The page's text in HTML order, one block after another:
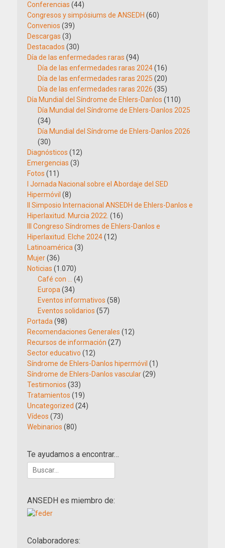
Conferencias (44)
Congresos y simpósiums de ANSEDH (60)
Convenios (39)
Descargas (3)
Destacados (30)
Día de las enfermedades raras (94)
Día de las enfermedades raras 2024(16)
Día de las enfermedades raras 2025 (20)
Día de las enfermedades raras 2026 (35)
Día Mundial del Síndrome de Ehlers-Danlos (110)
Día Mundial del Síndrome de Ehlers-Danlos 2025
(34)
Día Mundial del Síndrome de Ehlers-Danlos 2026
(30)
Diagnósticos (12)
Emergencias (3)
Fotos (11)
I Jornada Nacional sobre el Abordaje del SED
Hipermóvil (8)
II Simposio Internacional ANSEDH de Ehlers-Danlos e
Hiperlaxitud. Murcia 2022. (16)
III Congreso Síndromes de Ehlers-Danlos e
Hiperlaxitud. Elche 2024(12)
Latinoamérica(3)
Mujer(36)
Noticias (1.070)
Café con … (4)
Europa(34)
Eventos informativos (58)
Eventos solidarios (57)
Portada(98)
Recomendaciones Generales (12)
Recursos de información (27)
Sector educativo (12)
Síndrome de Ehlers-Danlos hipermóvil (1)
Síndrome de Ehlers-Danlos vascular(29)
Testimonios (33)
Tratamientos (19)
Uncategorized (24)
Vídeos (73)
Webinarios (80)
Te ayudamos a encontrar…
Buscar:
ANSEDH es miembro de:
Colaboradores: